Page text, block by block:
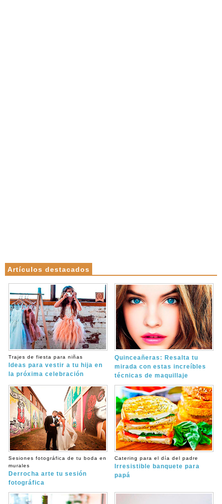
Artículos destacados
Trajes de fiesta para niñas
Ideas para vestir a tu hija en
la próxima celebración
Quinceañeras: Resalta tu
mirada con estas increíbles
técnicas de maquillaje
Sesiones fotográfica de tu boda en
murales
Derrocha arte tu sesión
fotográfica
Catering para el día del padre
Irresistible banquete para
papá